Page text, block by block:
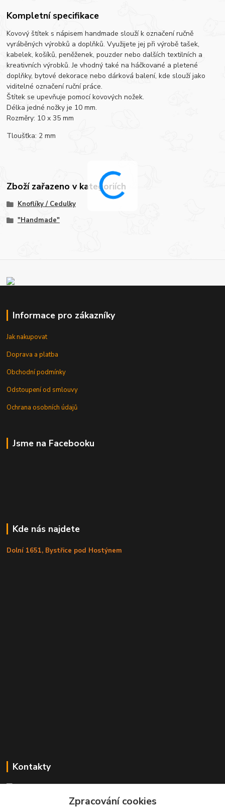
Kompletní specifikace
Kovový štítek s nápisem handmade slouží k označení ručně
vyráběných výrobků a doplňků. Využijete jej při výrobě tašek,
kabelek, košíků, peněženek, pouzder nebo dalších textilních a
kreativních výrobků. Je vhodný také na háčkované a pletené
doplňky, bytové dekorace nebo dárková balení, kde slouží jako
viditelné označení ruční práce.
Štítek se upevňuje pomocí kovových nožek.
Délka jedné nožky je 10 mm.
Rozměry: 10 x 35 mm
Tloušťka: 2 mm
Zboží zařazeno v kategoriích
Knoflíky / Cedulky
"Handmade"
Informace pro zákazníky
Jak nakupovat
Doprava a platba
Obchodní podmínky
Odstoupení od smlouvy
Ochrana osobních údajů
Jsme na Facebooku
Kde nás najdete
Dolní 1651, Bystřice pod Hostýnem
Kontakty
+420 725 613 837
Zpracování cookies